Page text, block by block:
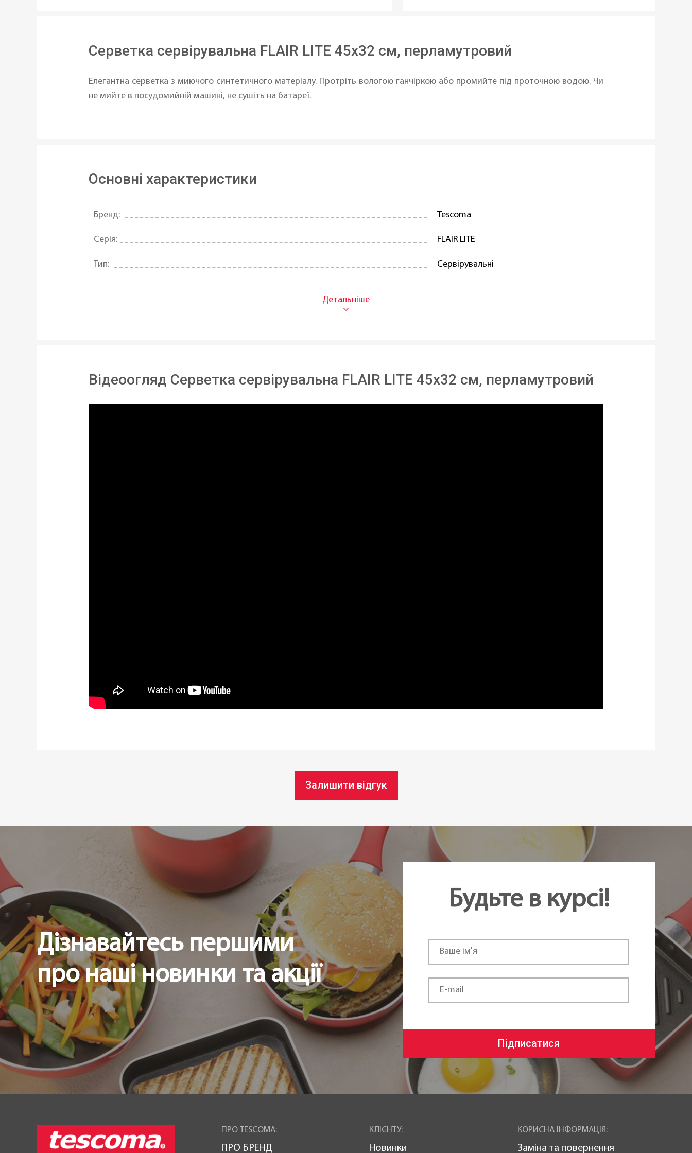
Серветка сервірувальна FLAIR LITE 45x32 см, перламутровий
Елегантна серветка з миючого синтетичного матеріалу. Протріть вологою ганчіркою або промийте під проточною водою. Чи
не мийте в посудомийній машині, не сушіть на батареї.
Основні характеристики
Бренд: Tescoma
Серія: FLAIR LITE
Тип: Сервірувальні
Довжина:
Відеоогляд Серветка сервірувальна FLAIR LITE 45x32 см, перламутровий
Залишити відгук
Дізнавайтесь першими
про наші новинки та акції
Будьте в курсі!
Підписатися
ПРО TESCOMA:
ПРО БРЕНД
КЛІЄНТУ:
Новинки
КОРИСНА ІНФОРМАЦІЯ:
Заміна та повернення